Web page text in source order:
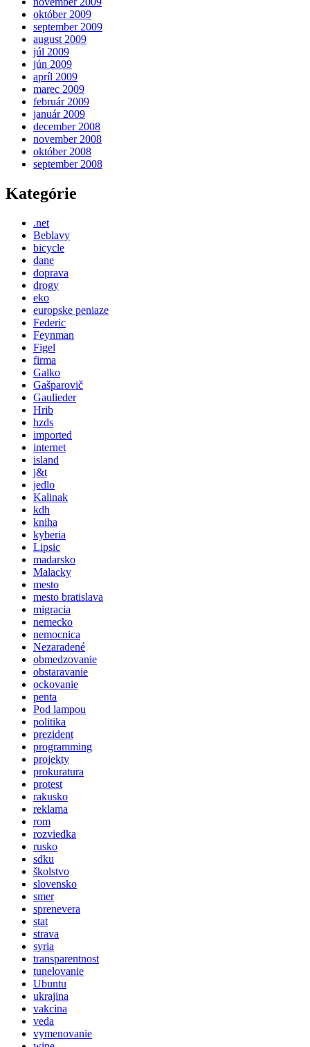
október 2009
september 2009
august 2009
júl 2009
jún 2009
apríl 2009
marec 2009
február 2009
január 2009
december 2008
november 2008
október 2008
september 2008
Kategórie
.net
Beblavy
bicycle
dane
doprava
drogy
eko
europske peniaze
Federic
Feynman
Figel
firma
Galko
Gašparovič
Gaulieder
Hrib
hzds
imported
internet
island
j&t
jedlo
Kalinak
kdh
kniha
kyberia
Lipsic
madarsko
Malacky
mesto
mesto bratislava
migracia
nemecko
nemocnica
Nezaradené
obmedzovanie
obstaravanie
ockovanie
penta
Pod lampou
politika
prezident
programming
projekty
prokuratura
protest
rakusko
reklama
rom
rozviedka
rusko
sdku
školstvo
slovensko
smer
sprenevera
stat
strava
syria
transparentnost
tunelovanie
Ubuntu
ukrajina
vakcina
veda
vymenovanie